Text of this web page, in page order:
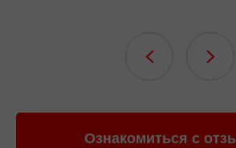
Ознакомиться с